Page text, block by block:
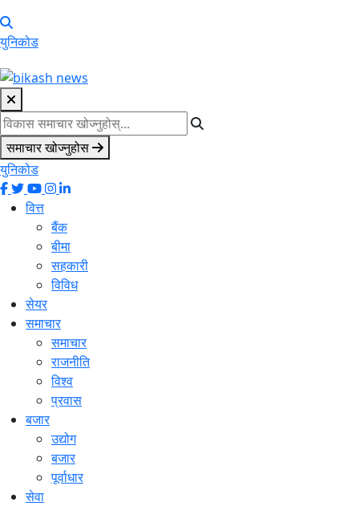
युनिकोड
समाचार खोज्नुहोस
युनिकोड
वित्त
बैंक
बीमा
सहकारी
विविध
सेयर
समाचार
समाचार
राजनीति
विश्व
प्रवास
बजार
उद्योग
बजार
पूर्वाधार
सेवा